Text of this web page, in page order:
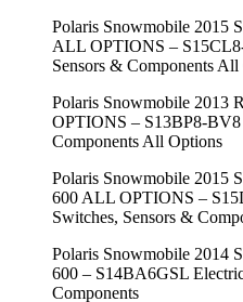
Polaris Snowmobile
ALL OPTIONS –
Sensors & Components
Polaris Snowmobile 2013
OPTIONS – S13BP8-BV8
Components All Options
Polaris Snowmobile
600 ALL OPTIONS –
Switches, Sensors &
Polaris Snowmobile
600 – S14BA6GSL
Components